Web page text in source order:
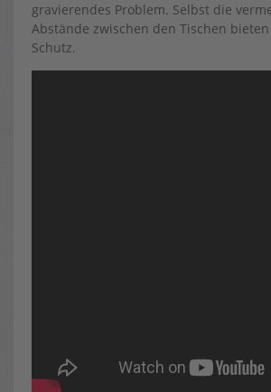
gravierendes Problem. Selbst die
Abstände zwischen den Tischen
Schutz.